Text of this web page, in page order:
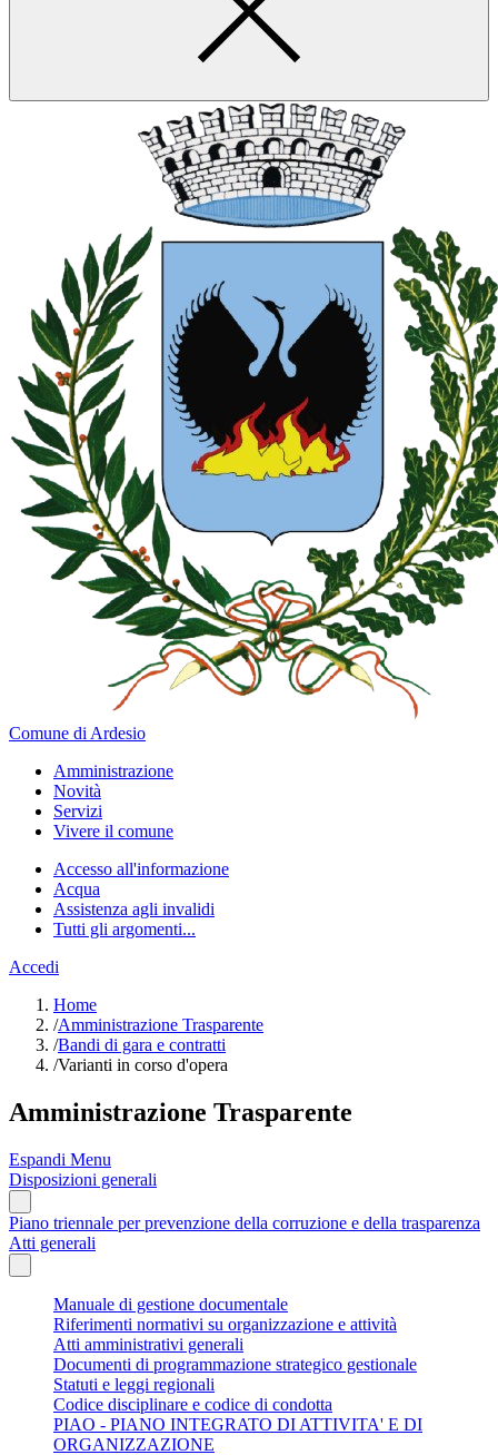
Comune di Ardesio
Amministrazione
Novità
Servizi
Vivere il comune
Accesso all'informazione
Acqua
Assistenza agli invalidi
Tutti gli argomenti...
Accedi
Home
/Amministrazione Trasparente
/Bandi di gara e contratti
/Varianti in corso d'opera
Amministrazione Trasparente
Espandi Menu
Disposizioni generali
Piano triennale per prevenzione della corruzione e della trasparenza
Atti generali
Manuale di gestione documentale
Riferimenti normativi su organizzazione e attività
Atti amministrativi generali
Documenti di programmazione strategico gestionale
Statuti e leggi regionali
Codice disciplinare e codice di condotta
PIAO - PIANO INTEGRATO DI ATTIVITA' E DI
ORGANIZZAZIONE